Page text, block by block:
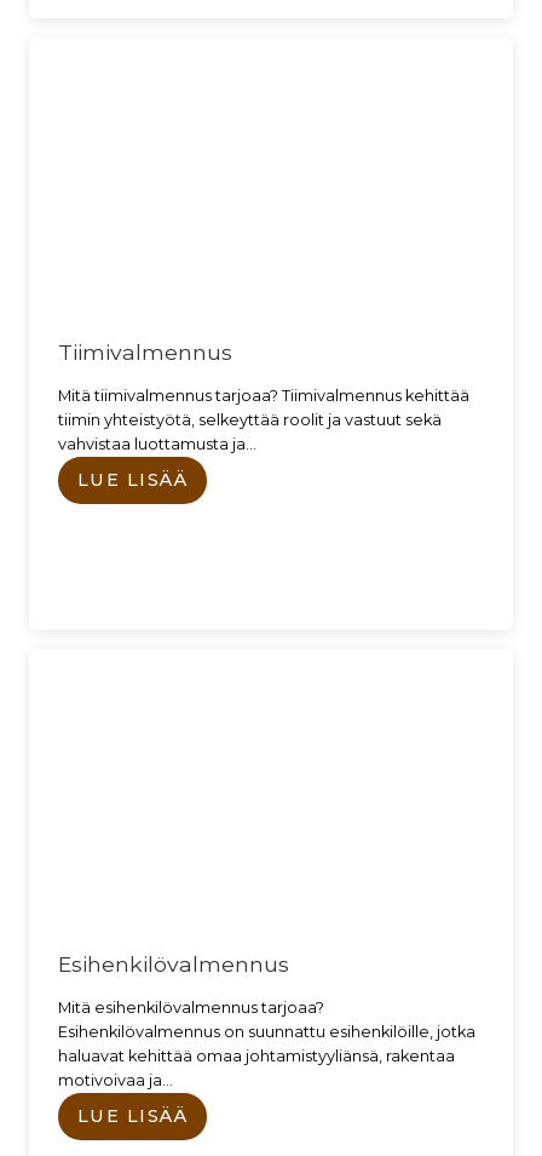
Tiimivalmennus
Mitä tiimivalmennus tarjoaa? Tiimivalmennus kehittää
tiimin yhteistyötä, selkeyttää roolit ja vastuut sekä
vahvistaa luottamusta ja…
LUE LISÄÄ
Esihenkilövalmennus
Mitä esihenkilövalmennus tarjoaa?
Esihenkilövalmennus on suunnattu esihenkilöille, jotka
haluavat kehittää omaa johtamistyyliänsä, rakentaa
motivoivaa ja…
LUE LISÄÄ